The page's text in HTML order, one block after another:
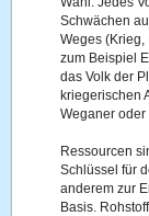
Schwächen
Weges
zum Beispiel
das Volk der
kriegerischen
Weganer
Ressourcen
Schlüssel für
anderem zur
Basis.